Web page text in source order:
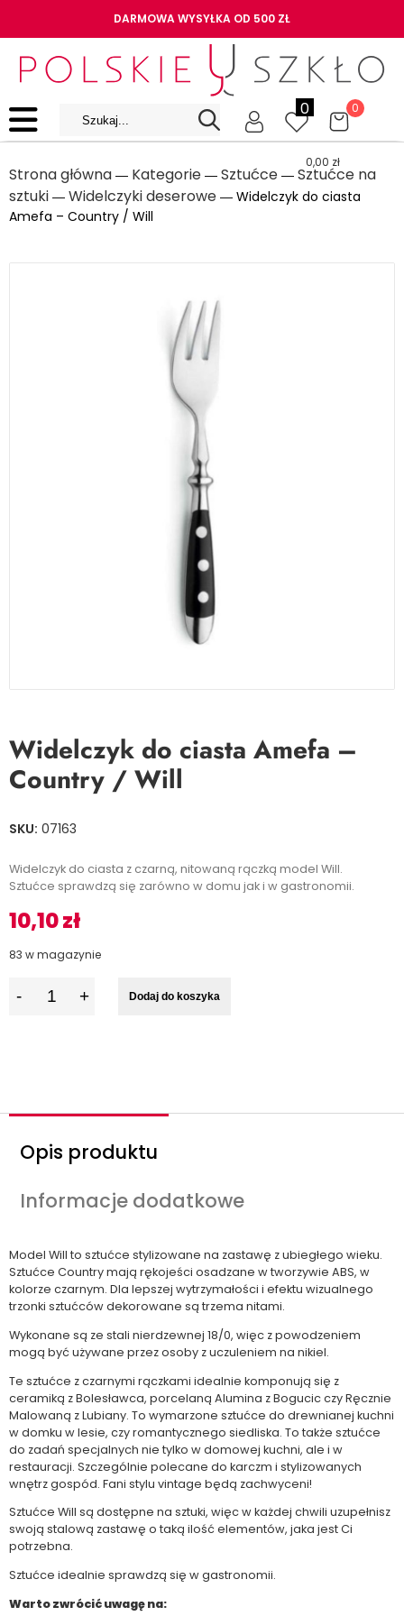
DARMOWA WYSYŁKA OD 500 ZŁ
0 0
0,00 zł
Strona główna ― Kategorie ― Sztućce ― Sztućce na
sztuki ― Widelczyki deserowe ― Widelczyk do ciasta
Amefa – Country / Will
Widelczyk do ciasta Amefa –
Country / Will
SKU: 07163
Widelczyk do ciasta z czarną, nitowaną rączką model Will.
Sztućce sprawdzą się zarówno w domu jak i w gastronomii.
10,10zł
83 w magazynie
Dodaj do koszyka
Opis produktu
Informacje dodatkowe
Model Will to sztućce stylizowane na zastawę z ubiegłego wieku.
Sztućce Country mają rękojeści osadzane w tworzywie ABS, w
kolorze czarnym. Dla lepszej wytrzymałości i efektu wizualnego
trzonki sztućców dekorowane są trzema nitami.
Wykonane są ze stali nierdzewnej 18/0, więc z powodzeniem
mogą być używane przez osoby z uczuleniem na nikiel.
Te sztućce z czarnymi rączkami idealnie komponują się z
ceramiką z Bolesławca, porcelaną Alumina z Bogucic czy Ręcznie
Malowaną z Lubiany. To wymarzone sztućce do drewnianej kuchni
w domku w lesie, czy romantycznego siedliska. To także sztućce
do zadań specjalnych nie tylko w domowej kuchni, ale i w
restauracji. Szczególnie polecane do karczm i stylizowanych
wnętrz gospód. Fani stylu vintage będą zachwyceni!
Sztućce Will są dostępne na sztuki, więc w każdej chwili uzupełnisz
swoją stalową zastawę o taką ilość elementów, jaka jest Ci
potrzebna.
Sztućce idealnie sprawdzą się w gastronomii.
Warto zwrócić uwagę na: